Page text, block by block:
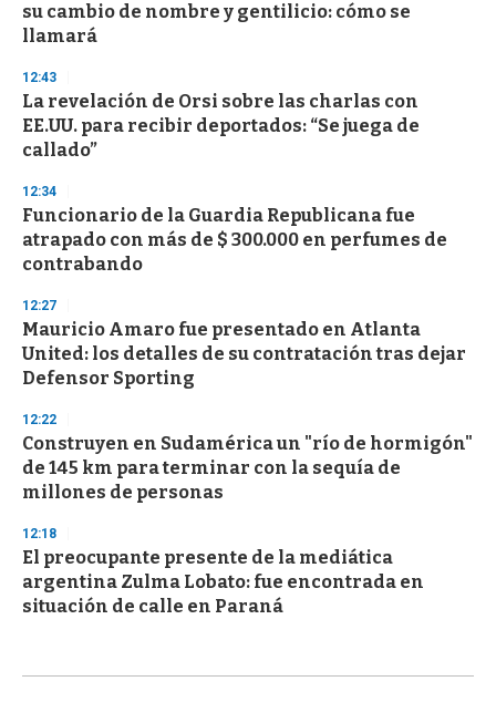
su cambio de nombre y gentilicio: cómo se
llamará
12:43
La revelación de Orsi sobre las charlas con
EE.UU. para recibir deportados: “Se juega de
callado”
12:34
Funcionario de la Guardia Republicana fue
atrapado con más de $ 300.000 en perfumes de
contrabando
12:27
Mauricio Amaro fue presentado en Atlanta
United: los detalles de su contratación tras dejar
Defensor Sporting
12:22
Construyen en Sudamérica un "río de hormigón"
de 145 km para terminar con la sequía de
millones de personas
12:18
El preocupante presente de la mediática
argentina Zulma Lobato: fue encontrada en
situación de calle en Paraná